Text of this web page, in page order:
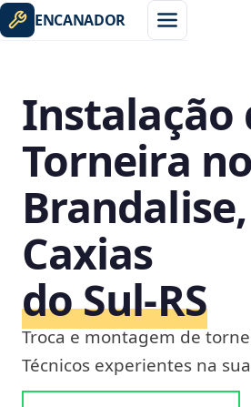
ENCANADOR
Instalação
Torneira no
Brandalise,
Caxias
do Sul‑RS
Troca e montagem de
Técnicos experientes na